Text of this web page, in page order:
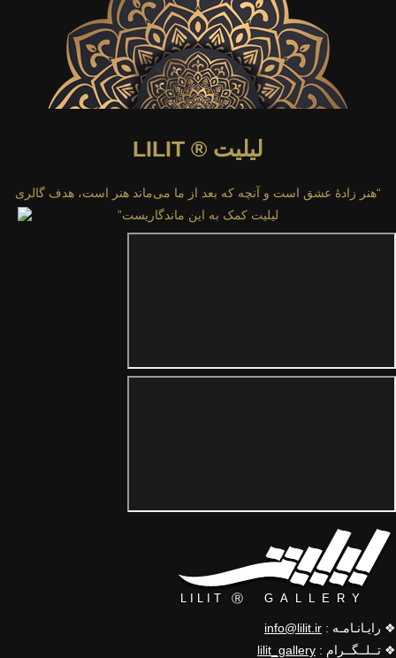
لیلیت ® LILIT
“هنر زادهٔ عشق است و آنچه که بعد از ما می‌ماند هنر است، هدف گالری
لیلیت کمک به این ماندگاریست”
❖ رایـانـامـه : info@lilit.ir
❖ تــلــگــرام : lilit_gallery